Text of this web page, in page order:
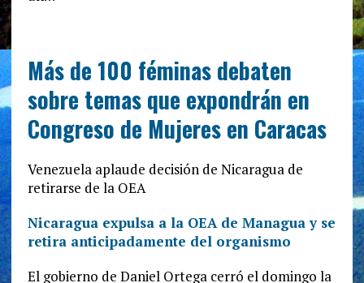
Más de 100 féminas debaten
sobre temas que expondrán en
Congreso de Mujeres en Caracas
Venezuela aplaude decisión de Nicaragua de
retirarse de la OEA
Nicaragua expulsa a la OEA de Managua y se
retira anticipadamente del organismo
El gobierno de Daniel Ortega cerró el domingo la